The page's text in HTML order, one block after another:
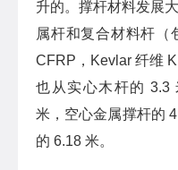
升的。撑杆材料发展
属杆和复合材料杆（
CFRP，Kevlar 纤维
也从实心木杆的 3.3
米，空心金属撑杆的
的 6.18 米。